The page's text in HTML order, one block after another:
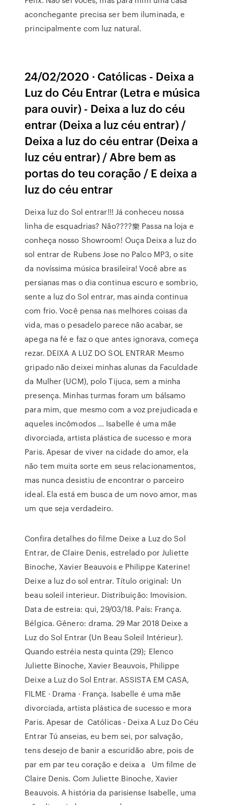
aconchegante precisa ser bem iluminada, e
principalmente com luz natural.
24/02/2020 · Católicas - Deixa a
Luz do Céu Entrar (Letra e música
para ouvir) - Deixa a luz do céu
entrar (Deixa a luz céu entrar) /
Deixa a luz do céu entrar (Deixa a
luz céu entrar) / Abre bem as
portas do teu coração / E deixa a
luz do céu entrar
Deixa luz do Sol entrar!!! Já conheceu nossa
linha de esquadrias? Não????樂 Passa na loja e
conheça nosso Showroom! Ouça Deixa a luz do
sol entrar de Rubens Jose no Palco MP3, o site
da novíssima música brasileira! Você abre as
persianas mas o dia continua escuro e sombrio,
sente a luz do Sol entrar, mas ainda continua
com frio. Você pensa nas melhores coisas da
vida, mas o pesadelo parece não acabar, se
apega na fé e faz o que antes ignorava, começa
rezar. DEIXA A LUZ DO SOL ENTRAR Mesmo
gripado não deixei minhas alunas da Faculdade
da Mulher (UCM), polo Tijuca, sem a minha
presença. Minhas turmas foram um bálsamo
para mim, que mesmo com a voz prejudicada e
aqueles incômodos … Isabelle é uma mãe
divorciada, artista plástica de sucesso e mora
Paris. Apesar de viver na cidade do amor, ela
não tem muita sorte em seus relacionamentos,
mas nunca desistiu de encontrar o parceiro
ideal. Ela está em busca de um novo amor, mas
um que seja verdadeiro.
Confira detalhes do filme Deixe a Luz do Sol
Entrar, de Claire Denis, estrelado por Juliette
Binoche, Xavier Beauvois e Philippe Katerine!
Deixe a luz do sol entrar. Título original: Un
beau soleil interieur. Distribuição: Imovision.
Data de estreia: qui, 29/03/18. País: França.
Bélgica. Gênero: drama. 29 Mar 2018 Deixe a
Luz do Sol Entrar (Un Beau Soleil Intérieur).
Quando estréia nesta quinta (29); Elenco
Juliette Binoche, Xavier Beauvois, Philippe
Deixe a Luz do Sol Entrar. ASSISTA EM CASA,
FILME · Drama · França. Isabelle é uma mãe
divorciada, artista plástica de sucesso e mora
Paris. Apesar de Católicas - Deixa A Luz Do Céu
Entrar Tú anseias, eu bem sei, por salvação,
tens desejo de banir a escuridão abre, pois de
par em par teu coração e deixa a Um filme de
Claire Denis. Com Juliette Binoche, Xavier
Beauvois. A história da parisiense Isabelle, uma